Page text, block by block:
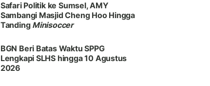
Safari Politik ke Sumsel, AMY
Sambangi Masjid Cheng Hoo Hingga
Tanding Minisoccer
BGN Beri Batas Waktu SPPG
Lengkapi SLHS hingga 10 Agustus
2026